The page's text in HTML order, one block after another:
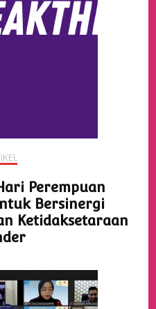
Perempuan
Bersinergi
Ketidaksetaraan